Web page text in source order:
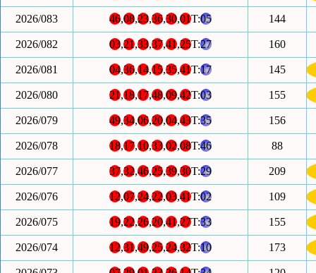
2026/083 46,08,23,36,30,01T:05 144
2026/082 03,21,33,37,41,25T:27 160
2026/081 04,36,14,15,35,41T:17 145
2026/080 21,18,17,48,09,42T:03 155
2026/079 49,34,06,20,04,43T:35 156
2026/078 18,17,10,33,02,08T:46 88
2026/077 37,32,46,25,39,30T:29 209
2026/076 12,07,24,22,03,41T:02 109
2026/075 19,22,26,20,41,27T:33 155
2026/074 12,31,49,25,24,32T:10 173